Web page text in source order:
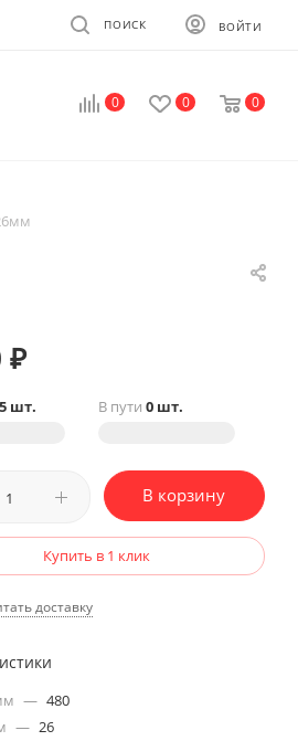
ВОЙТИ
ПОИСК
0 0 0
₽
5 шт. В пути 0 шт.
В корзину
Купить в 1 клик
доставку
— 480
— 26